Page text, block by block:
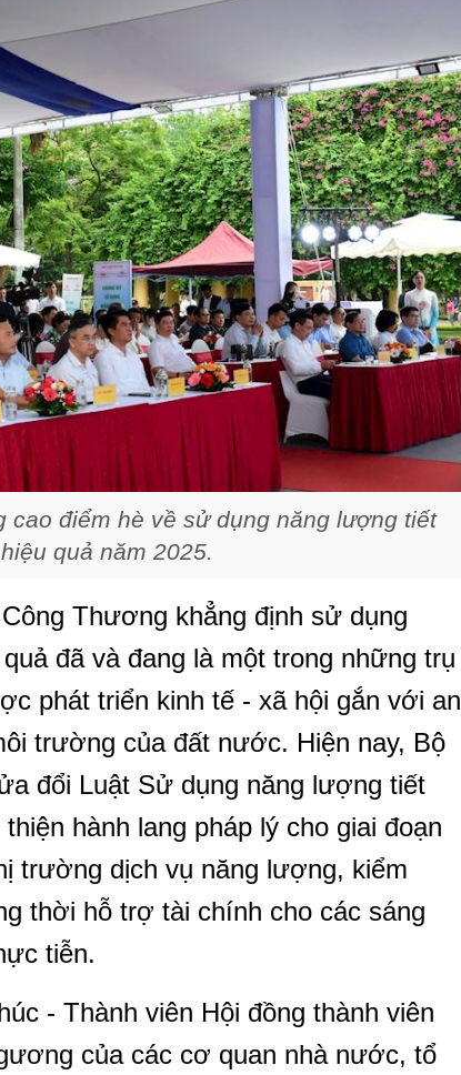
cao điểm hè về sử dụng năng lượng tiết
quả năm 2025.
Thương khẳng định sử dụng
đã và đang là một trong những trụ
phát triển kinh tế - xã hội gắn với an
trường của đất nước. Hiện nay, Bộ
đổi Luật Sử dụng năng lượng tiết
hành lang pháp lý cho giai đoạn
trường dịch vụ năng lượng, kiểm
thời hỗ trợ tài chính cho các sáng
tiễn.
- Thành viên Hội đồng thành viên
của các cơ quan nhà nước, tổ